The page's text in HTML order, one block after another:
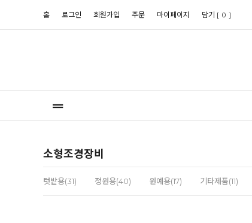
홈 로그인 회원가입 주문 마이페이지 담기 [ 0 ]
소형조경장비
텃밭용(31) 정원용(40) 원예용(17) 기타제품(11)